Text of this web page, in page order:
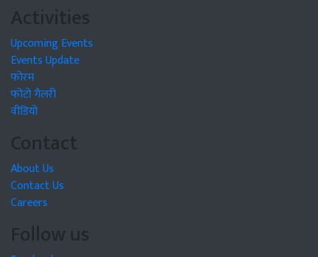
Activities
Upcoming Events
Events Update
फोरम
फोटो गैलरी
वीडियो
Contact
About Us
Contact Us
Careers
Follow us